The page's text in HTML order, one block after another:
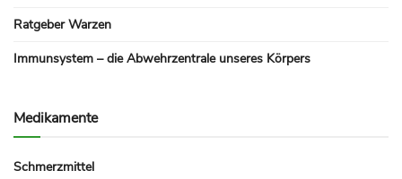
Ratgeber Warzen
Immunsystem – die Abwehrzentrale unseres Körpers
Medikamente
Schmerzmittel